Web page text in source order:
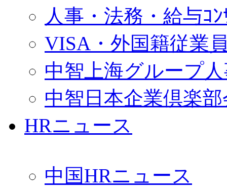
人事・法務・給与ｺﾝ
VISA・外国籍従業
中智上海グループ
中智日本企業倶楽
HRニュース
中国HRニュース